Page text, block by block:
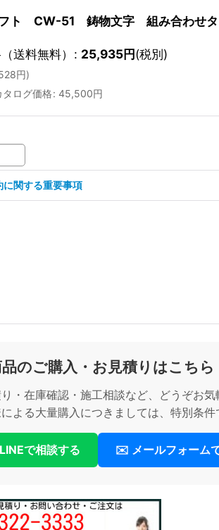
ト CW-51 鋳物文字 組み合わせタ
送料無料） : 25,935円(税別)
円)
タログ価格: 45,500円
に関する重要事項
のご購入・お見積りはこちら
・在庫確認・施工相談など、どうぞお気
よる大量購入につきましては、特別条件
で相談する ✉️ メールフォーム